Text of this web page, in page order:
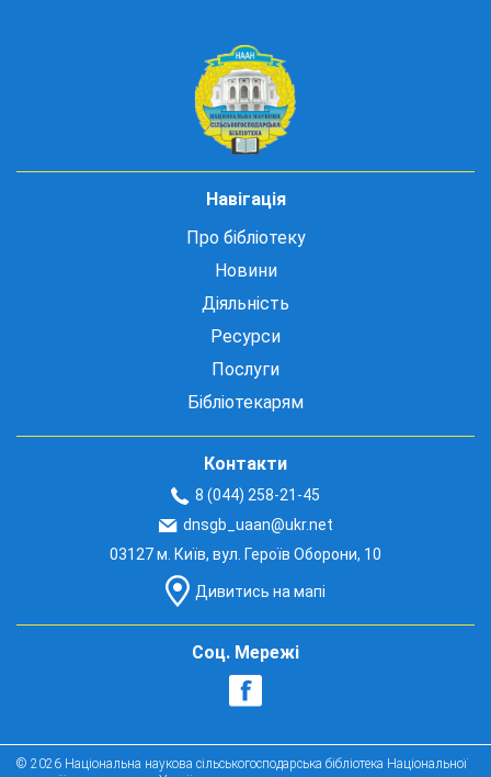
Навігація
Про бібліотеку
Новини
Діяльність
Ресурси
Послуги
Бібліотекарям
Контакти
8 (044) 258-21-45
dnsgb_uaan@ukr.net
03127 м. Київ, вул. Героїв Оборони, 10
Дивитись на мапі
Соц. Мережі
© 2026 Національна наукова сільськогосподарська бібліотека Національної